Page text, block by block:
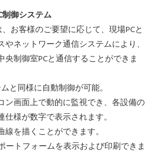
制御システム
お客様のご要望に応じて、現場PCと
ネットワーク通信システムにより、
制御室PCと通信することができま
と同様に自動制御が可能。
ン画面上で動的に監視でき、各設備の
様が数字で表示されます。
を描くことができます。
ートフォームを表示および印刷できま